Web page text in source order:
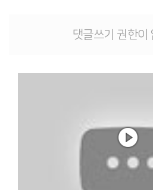
댓글쓰기 권한이